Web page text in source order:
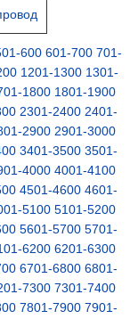
600 601-700 701-
1201-1300 1301-
1800 1801-1900
2301-2400 2401-
2900 2901-3000
3401-3500 3501-
4000 4001-4100
4501-4600 4601-
5100 5101-5200
5601-5700 5701-
6200 6201-6300
6701-6800 6801-
7300 7301-7400
7801-7900 7901-